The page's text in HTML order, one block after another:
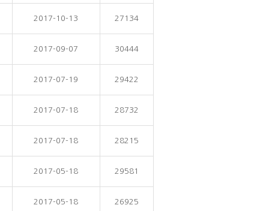
2017-10-13 27134
2017-09-07 30444
2017-07-19 29422
2017-07-18 28732
2017-07-18 28215
2017-05-18 29581
2017-05-18 26925